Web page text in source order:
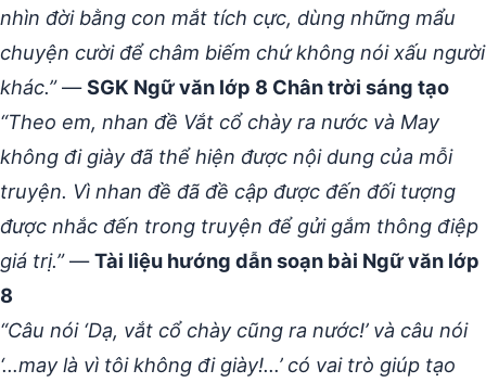
nhìn đời bằng con mắt tích cực, dùng những mẩu
chuyện cười để châm biếm chứ không nói xấu người
khác.”—SGK Ngữ văn lớp 8 Chân trời sáng tạo
“Theo em, nhan đề Vắt cổ chày ra nước và May
không đi giày đã thể hiện được nội dung của mỗi
truyện. Vì nhan đề đã đề cập được đến đối tượng
được nhắc đến trong truyện để gửi gắm thông điệp
giá trị.”—Tài liệu hướng dẫn soạn bài Ngữ văn lớp
8
“Câu nói ‘Dạ, vắt cổ chày cũng ra nước!’ và câu nói
‘…may là vì tôi không đi giày!…’ có vai trò giúp tạo